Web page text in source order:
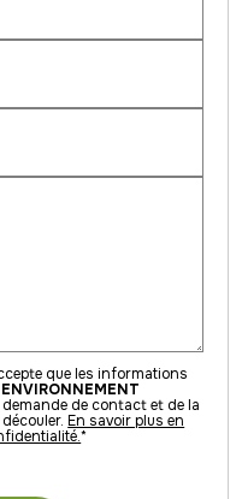
que les informations
de contact et de la
En savoir plus en
*